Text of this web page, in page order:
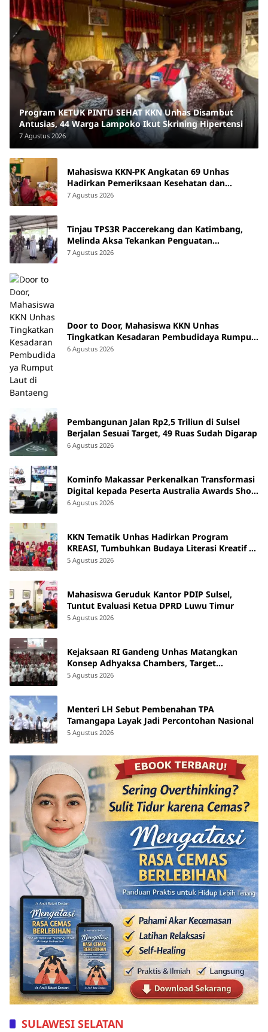
Program KETUK PINTU SEHAT KKN Unhas Disambut
Antusias, 44 Warga Lampoko Ikut Skrining Hipertensi
7 Agustus 2026
Mahasiswa KKN-PK Angkatan 69 Unhas
Hadirkan Pemeriksaan Kesehatan dan
Edukasi bagi Lansia di Barru
7 Agustus 2026
Tinjau TPS3R Paccerekang dan Katimbang,
Melinda Aksa Tekankan Penguatan
Pengelolaan Sampah dari Sumber
7 Agustus 2026
Door to Door, Mahasiswa KKN Unhas
Tingkatkan Kesadaran Pembudidaya Rumput
Laut di Bantaeng
6 Agustus 2026
Pembangunan Jalan Rp2,5 Triliun di Sulsel
Berjalan Sesuai Target, 49 Ruas Sudah Digarap
6 Agustus 2026
Kominfo Makassar Perkenalkan Transformasi
Digital kepada Peserta Australia Awards Short
Course
6 Agustus 2026
KKN Tematik Unhas Hadirkan Program
KREASI, Tumbuhkan Budaya Literasi Kreatif di
SDN 47 Alluka Takalar
5 Agustus 2026
Mahasiswa Geruduk Kantor PDIP Sulsel,
Tuntut Evaluasi Ketua DPRD Luwu Timur
5 Agustus 2026
Kejaksaan RI Gandeng Unhas Matangkan
Konsep Adhyaksa Chambers, Target
Beroperasi 2027
5 Agustus 2026
Menteri LH Sebut Pembenahan TPA
Tamangapa Layak Jadi Percontohan Nasional
5 Agustus 2026
SULAWESI SELATAN